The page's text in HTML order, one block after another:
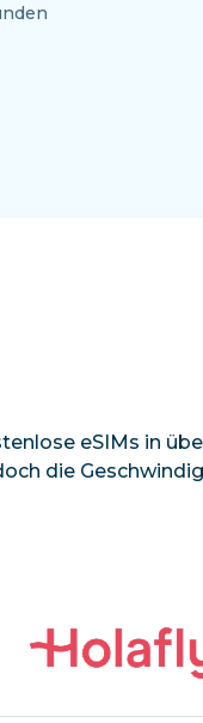
eSIMs in
die